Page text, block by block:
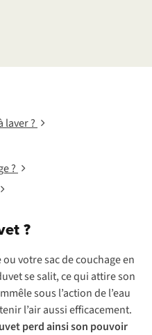
laver ?
?
?
votre sac de couchage en
se salit, ce qui attire son
sous l’action de l’eau
l’air aussi efficacement.
perd ainsi son pouvoir